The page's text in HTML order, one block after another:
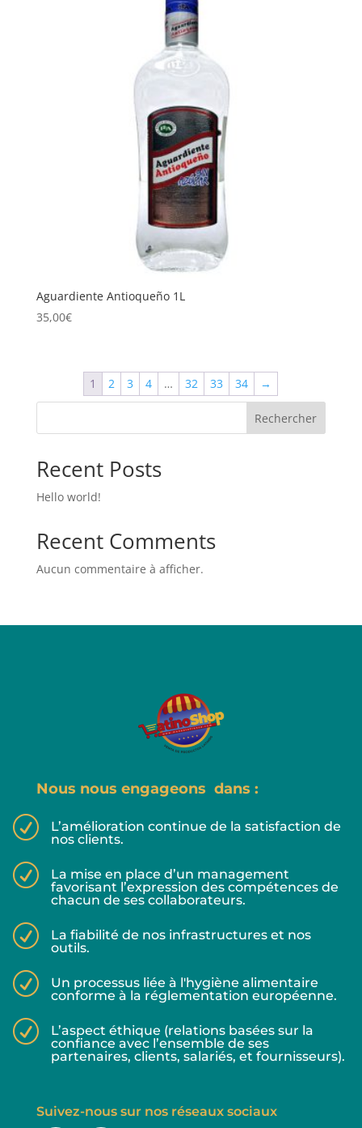
Aguardiente Antioqueño 1L
35,00€
1 2 3 4 … 32 33 34 →
Rechercher
Recent Posts
Hello world!
Recent Comments
Aucun commentaire à afficher.
Nous nous engageons dans :
R
L’amélioration continue de la satisfaction de
nos clients.
R
La mise en place d’un management
favorisant l’expression des compétences de
chacun de ses collaborateurs.
R
La fiabilité de nos infrastructures et nos
outils.
R
Un processus liée à l'hygiène alimentaire
conforme à la réglementation européenne.
R
L’aspect éthique (relations basées sur la
confiance avec l’ensemble de ses
partenaires, clients, salariés, et fournisseurs).
Suivez-nous sur nos réseaux sociaux